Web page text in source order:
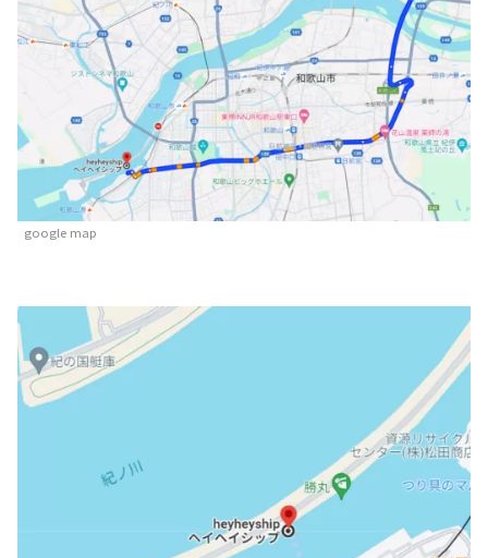
google map